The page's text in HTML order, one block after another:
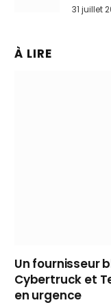
31 juillet
À LIRE
Un fournisseur
Cybertruck et
en urgence